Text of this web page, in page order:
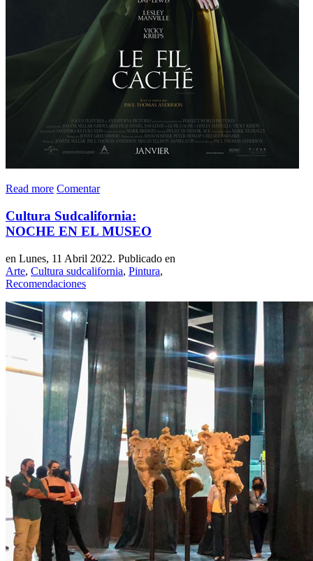
Read more Comentar
Cultura Sudcalifornia:
NOCHE EN EL MUSEO
en Lunes, 11 Abril 2022. Publicado en
Arte, Cultura sudcalifornia, Pintura,
Recomendaciones